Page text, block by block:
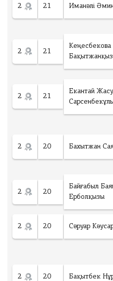
2 21 Иманәлі
2 21
Кеңесбекова
2 21
Екантай
2 20 Бахытжан
2 20
Байғабыл
Ерболқызы
2 20 Сәруар
2 20 Бақытбек